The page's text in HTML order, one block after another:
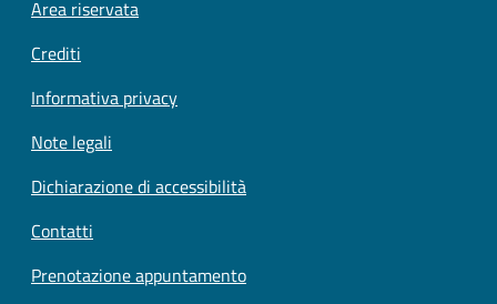
Footer menu
Area riservata
Crediti
Informativa privacy
Note legali
Dichiarazione di accessibilità
Contatti
Prenotazione appuntamento